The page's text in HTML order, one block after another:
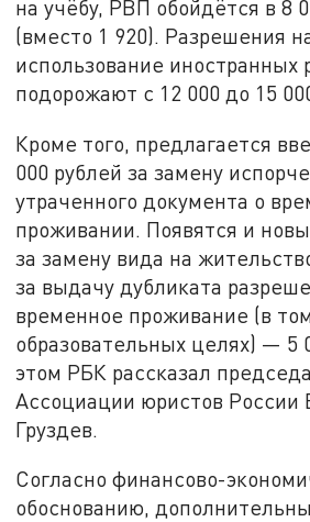
на учёбу, РВП обойдётся в 8
(вместо 1 920). Разрешения
использование иностранных
подорожают с 12 000 до 15
Кроме того, предлагается
000 рублей за замену
утраченного документа о
проживании. Появятся и
за замену вида на
за выдачу дубликата
временное проживание (в
образовательных целях) — 5
этом РБК рассказал
Ассоциации юристов России
Груздев.
Согласно финансово-
обоснованию,